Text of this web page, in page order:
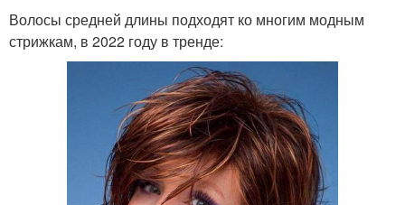
Волосы средней длины подходят ко многим модным
стрижкам, в 2022 году в тренде: